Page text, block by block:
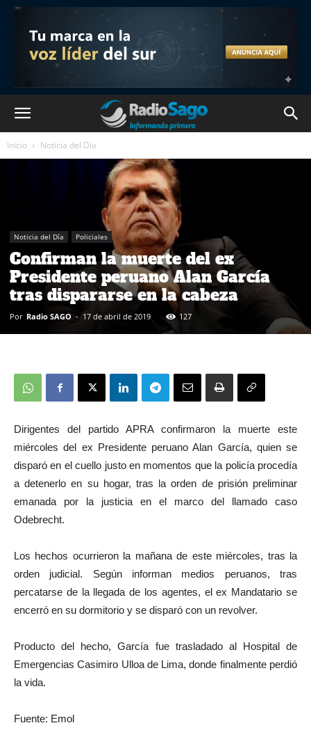
Inicio Noticia del Día
Noticia del Día Policiales
Confirman la muerte del ex
Presidente peruano Alan García
tras dispararse en la cabeza
Por Radio SAGO - 17 de abril de 2019 127
Dirigentes del partido APRA confirmaron la muerte este
miércoles del ex Presidente peruano Alan García, quien se
disparó en el cuello justo en momentos que la policía procedía
a detenerlo en su hogar, tras la orden de prisión preliminar
emanada por la justicia en el marco del llamado caso
Odebrecht.
Los hechos ocurrieron la mañana de este miércoles, tras la
orden judicial. Según informan medios peruanos, tras
percatarse de la llegada de los agentes, el ex Mandatario se
encerró en su dormitorio y se disparó con un revolver.
Producto del hecho, García fue trasladado al Hospital de
Emergencias Casimiro Ulloa de Lima, donde finalmente perdió
la vida.
Fuente: Emol